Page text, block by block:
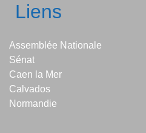
Liens
Assemblée Nationale
Sénat
Caen la Mer
Calvados
Normandie